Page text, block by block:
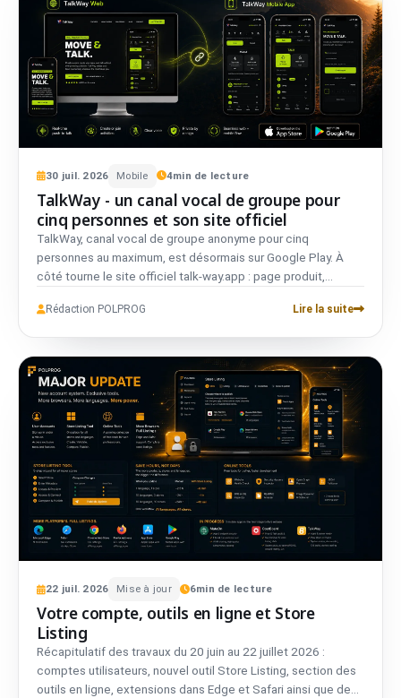
30 juil. 2026 Mobile 4min de lecture
TalkWay - un canal vocal de groupe pour
cinq personnes et son site officiel
TalkWay, canal vocal de groupe anonyme pour cinq
personnes au maximum, est désormais sur Google Play. À
côté tourne le site officiel talk-way.app : page produit,
l'application fonctionne en Pologne, avec une limite de 75
Rédaction POLPROG Lire la suite
22 juil. 2026 Mise à jour 6min de lecture
Votre compte, outils en ligne et Store
Listing
Récapitulatif des travaux du 20 juin au 22 juillet 2026 :
comptes utilisateurs, nouvel outil Store Listing, section des
outils en ligne, extensions dans Edge et Safari ainsi que des